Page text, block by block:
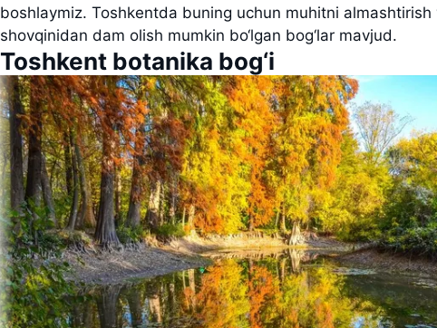
boshlaymiz. Toshkentda buning uchun muhitni almashtirish
shovqinidan dam olish mumkin bo‘lgan bog‘lar mavjud.
Toshkent botanika bog‘i